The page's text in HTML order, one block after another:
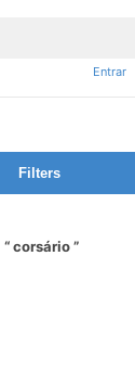
Entrar
Filters
corsário